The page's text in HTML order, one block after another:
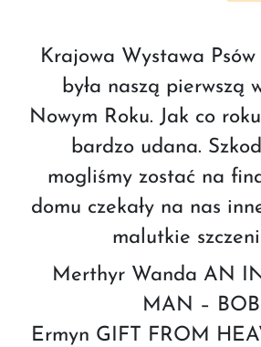
Krajowa Wystawa Psów
była naszą pierwszą
Nowym Roku. Jak co
bardzo udana.
mogliśmy zostać na
domu czekały na nas
malutkie
Merthyr Wanda AN
MAN – BOB
Ermyn GIFT FROM